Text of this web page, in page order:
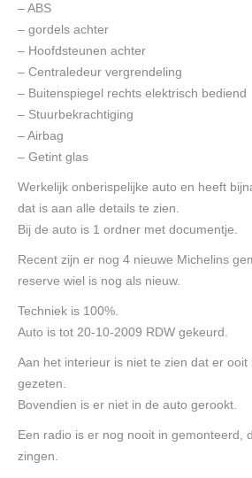
– ABS
– gordels achter
– Hoofdsteunen achter
– Centraledeur vergrendeling
– Buitenspiegel rechts elektrisch bediend
– Stuurbekrachtiging
– Airbag
– Getint glas
Werkelijk onberispelijke auto en heeft
dat is aan alle details te zien.
Bij de auto is 1 ordner met documentje.
Recent zijn er nog 4 nieuwe Michelins
reserve wiel is nog als nieuw.
Techniek is 100%.
Auto is tot 20-10-2009 RDW gekeurd.
Aan het interieur is niet te zien dat er ooit
gezeten.
Bovendien is er niet in de auto gerookt.
Een radio is er nog nooit in gemonteerd,
zingen.